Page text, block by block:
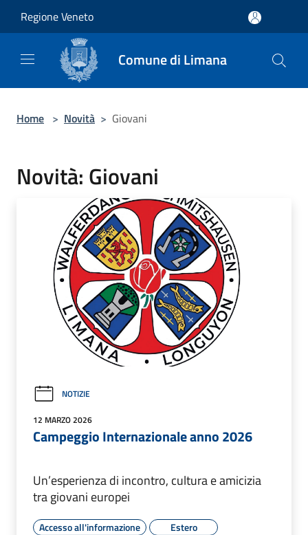
Regione Veneto
Comune di Limana
Home > Novità > Giovani
Novità: Giovani
NOTIZIE
12 MARZO 2026
Campeggio Internazionale anno 2026
Un’esperienza di incontro, cultura e amicizia
tra giovani europei
Accesso all'informazione
Estero